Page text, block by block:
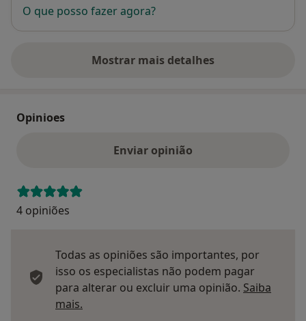
O que posso fazer agora?
Mostrar mais detalhes
sobre o endereço
Opinioes
Enviar opinião
4 opiniões
Todas as opiniões são importantes, por
isso os especialistas não podem pagar
para alterar ou excluir uma opinião. Saiba
mais.